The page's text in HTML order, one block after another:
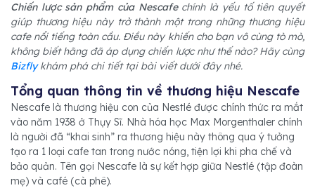
Chiến lược sản phẩm của Nescafe chính là yếu tố tiên quyết
giúp thương hiệu này trở thành một trong những thương hiệu
cafe nổi tiếng toàn cầu. Điều này khiến cho bạn vô cùng tò mò,
không biết hãng đã áp dụng chiến lược như thế nào? Hãy cùng
Bizfly khám phá chi tiết tại bài viết dưới đây nhé.
Tổng quan thông tin về thương hiệu Nescafe
Nescafe là thương hiệu con của Nestlé được chính thức ra mắt
vào năm 1938 ở Thụy Sĩ. Nhà hóa học Max Morgenthaler chính
là người đã “khai sinh” ra thương hiệu này thông qua ý tưởng
tạo ra 1 loại cafe tan trong nước nóng, tiện lợi khi pha chế và
bảo quản. Tên gọi Nescafe là sự kết hợp giữa Nestlé (tập đoàn
mẹ) và café (cà phê).